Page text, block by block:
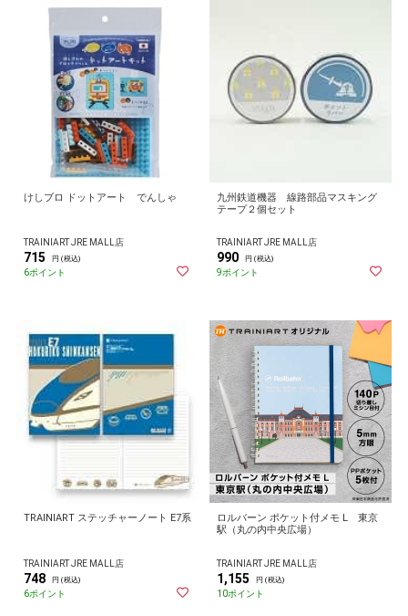
けしブロ ドットアート でんしゃ
TRAINIART JRE MALL店
715 円 (税込)
6ポイント
九州鉄道機器 線路部品マスキング
テープ２個セット
TRAINIART JRE MALL店
990 円 (税込)
9ポイント
TRAINIART ステッチャーノート E7系
TRAINIART JRE MALL店
748 円 (税込)
6ポイント
ロルバーン ポケット付メモ L 東京
駅（丸の内中央広場）
TRAINIART JRE MALL店
1,155 円 (税込)
10ポイント